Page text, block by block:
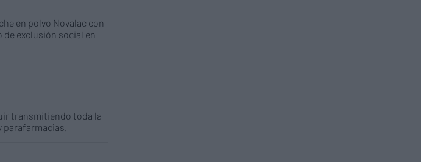
en polvo Novalac con
de exclusión social en
transmitiendo toda la
parafarmacias.